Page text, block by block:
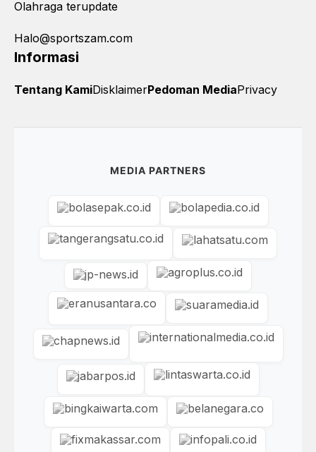
Olahraga terupdate
Halo@sportszam.com
Informasi
Tentang KamiDisklaimerPedoman MediaPrivacy
MEDIA PARTNERS